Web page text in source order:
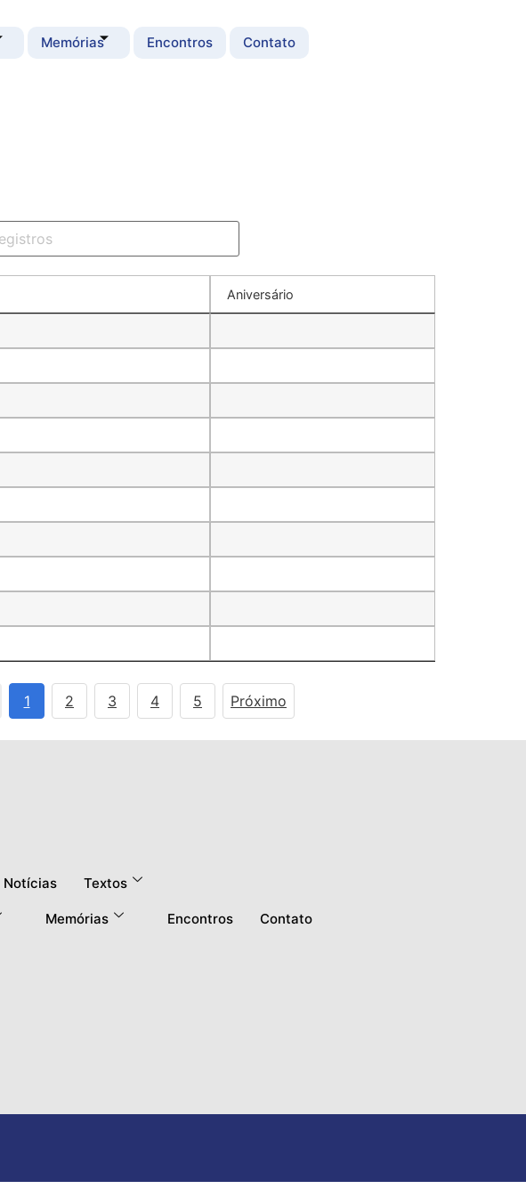
Memórias Encontros Contato
Aniversário
1 2 3 4 5 Próximo
Notícias Textos
Memórias Encontros Contato